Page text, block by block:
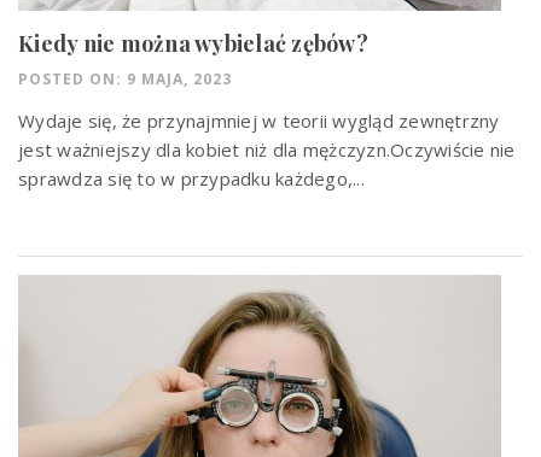
Kiedy nie można wybielać zębów?
POSTED ON: 9 MAJA, 2023
Wydaje się, że przynajmniej w teorii wygląd zewnętrzny
jest ważniejszy dla kobiet niż dla mężczyzn.Oczywiście nie
sprawdza się to w przypadku każdego,...